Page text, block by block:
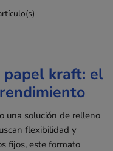
papel kraft: el
una solución de relleno
flexibilidad y
fijos, este formato